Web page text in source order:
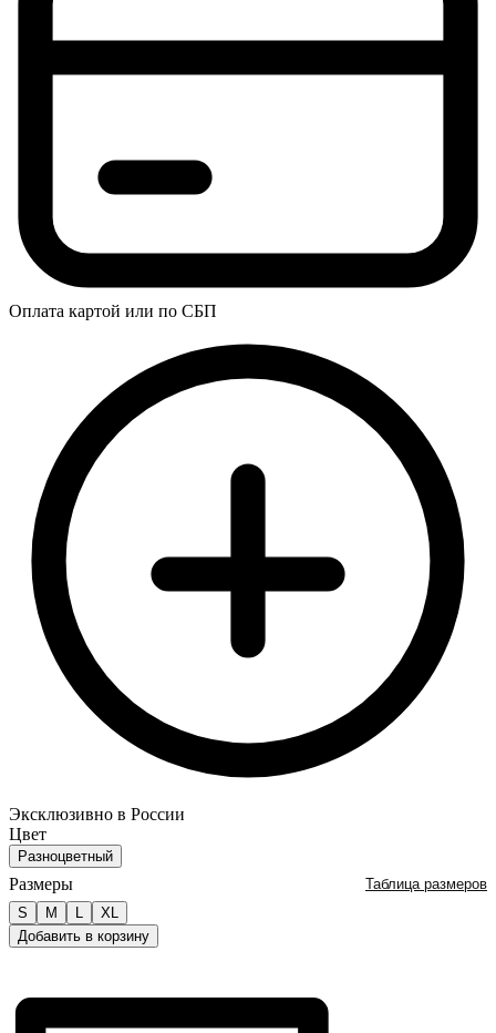
Оплата картой или по СБП
Эксклюзивно в России
Цвет
Разноцветный
Размеры
Таблица размеров
S
M L
XL
Добавить в корзину